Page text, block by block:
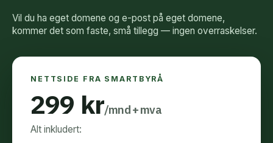
Vil du ha eget domene og e-post på eget domene,
kommer det som faste, små tillegg — ingen overraskelser.
NETTSIDE FRA SMARTBYRÅ
299 kr/mnd + mva
Alt inkludert: